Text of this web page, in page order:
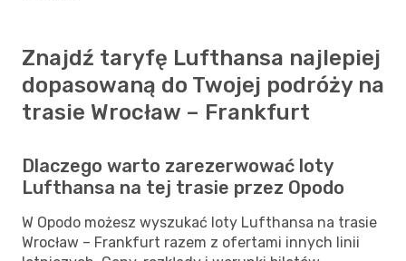
Znajdź taryfę Lufthansa najlepiej
dopasowaną do Twojej podróży na
trasie Wrocław – Frankfurt
Dlaczego warto zarezerwować loty
Lufthansa na tej trasie przez Opodo
W Opodo możesz wyszukać loty Lufthansa na trasie
Wrocław – Frankfurt razem z ofertami innych linii